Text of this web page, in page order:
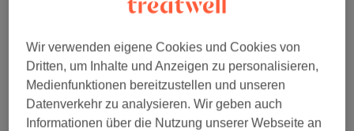
Wir verwenden eigene Cookies und Cookies von
Dritten, um Inhalte und Anzeigen zu personalisieren,
Medienfunktionen bereitzustellen und unseren
Datenverkehr zu analysieren. Wir geben auch
Informationen über die Nutzung unserer Webseite an